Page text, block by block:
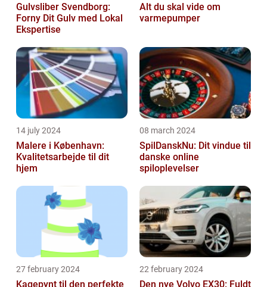
Gulvsliber Svendborg:
Forny Dit Gulv med Lokal
Ekspertise
Alt du skal vide om
varmepumper
14 july 2024
Malere i København:
Kvalitetsarbejde til dit
hjem
08 march 2024
SpilDanskNu: Dit vindue til
danske online
spiloplevelser
27 february 2024
Kagepynt til den perfekte
22 february 2024
Den nye Volvo EX30: Fuldt